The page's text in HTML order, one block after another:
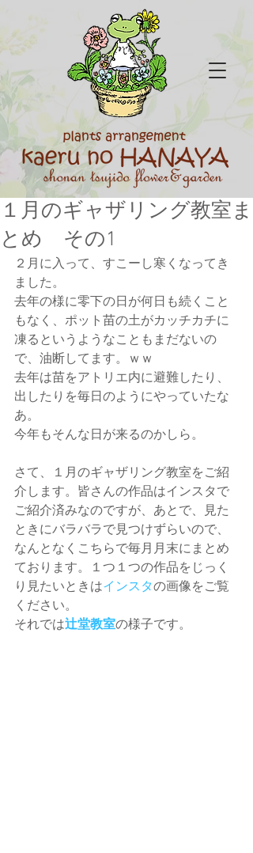
１月のギャザリング教室ま
とめ その1
２月に入って、すこーし寒くなってき
ました。
去年の様に零下の日が何日も続くこと
もなく、ポット苗の土がカッチカチに
凍るというようなこともまだないの
で、油断してます。ｗｗ
去年は苗をアトリエ内に避難したり、
出したりを毎日のようにやっていたな
あ。
今年もそんな日が来るのかしら。
さて、１月のギャザリング教室をご紹
介します。皆さんの作品はインスタで
ご紹介済みなのですが、あとで、見た
ときにバラバラで見つけずらいので、
なんとなくこちらで毎月月末にまとめ
ております。１つ１つの作品をじっく
り見たいときはインスタの画像をご覧
ください。
それでは辻堂教室の様子です。